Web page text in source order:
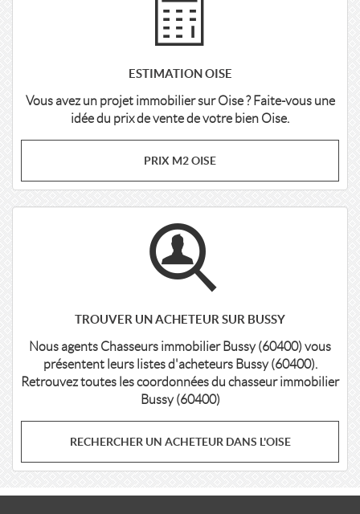
ESTIMATION OISE
Vous avez un projet immobilier sur Oise ? Faite-vous une
idée du prix de vente de votre bien Oise.
PRIX M2 OISE
TROUVER UN ACHETEUR SUR BUSSY
Nous agents Chasseurs immobilier Bussy (60400) vous
présentent leurs listes d'acheteurs Bussy (60400).
Retrouvez toutes les coordonnées du chasseur immobilier
Bussy (60400)
RECHERCHER UN ACHETEUR DANS L'OISE